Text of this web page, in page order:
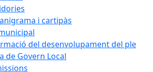
i cartipàs
del desenvolupament del ple
de Govern Local